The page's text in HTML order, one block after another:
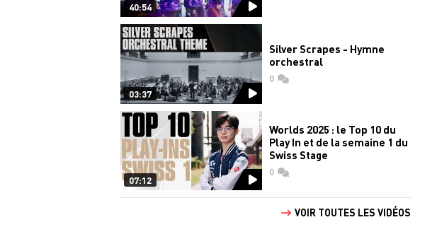
40:54
03:37
Silver Scrapes - Hymne
orchestral
0commentaires
07:12
Worlds 2025 : le Top 10 du
Play In et de la semaine 1 du
Swiss Stage
0commentaires
VOIR TOUTES LES VIDÉOS